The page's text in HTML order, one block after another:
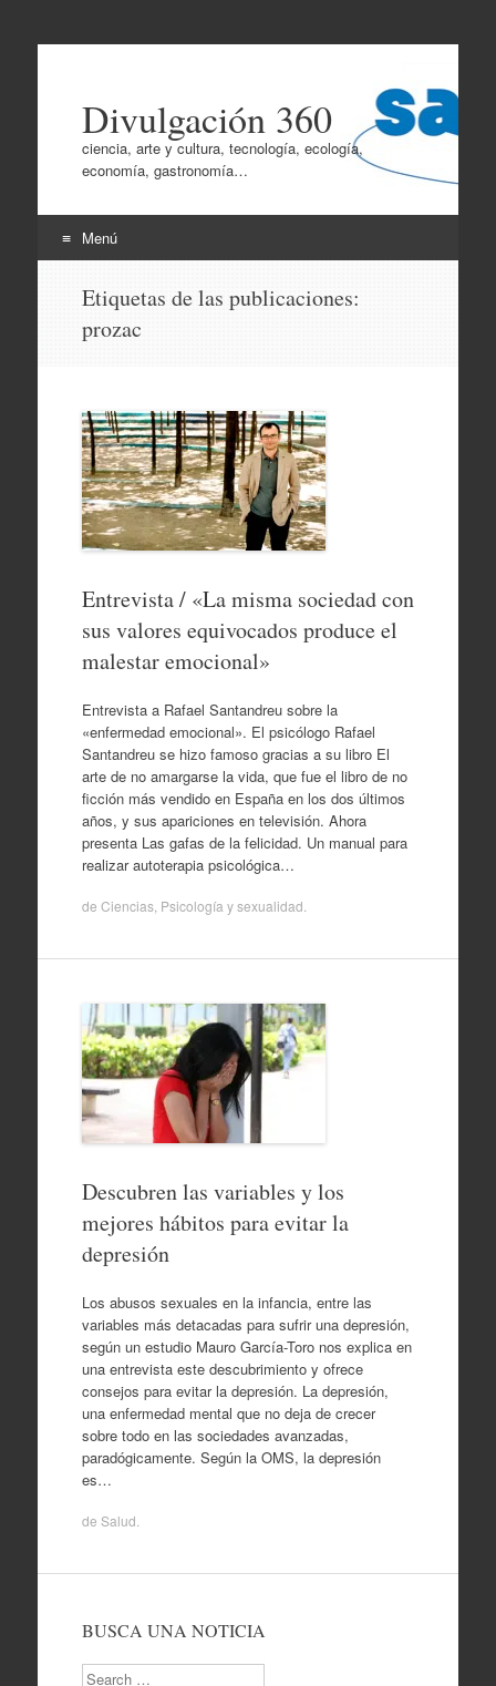
Divulgación 360
ciencia, arte y cultura, tecnología, ecología,
economía, gastronomía…
Menú
contenido
Etiquetas de las publicaciones:
prozac
Entrevista / «La misma sociedad con
sus valores equivocados produce el
malestar emocional»
Entrevista a Rafael Santandreu sobre la
«enfermedad emocional». El psicólogo Rafael
Santandreu se hizo famoso gracias a su libro El
arte de no amargarse la vida, que fue el libro de no
ficción más vendido en España en los dos últimos
años, y sus apariciones en televisión. Ahora
presenta Las gafas de la felicidad. Un manual para
realizar autoterapia psicológica…
de Ciencias, Psicología y sexualidad
Descubren las variables y los
mejores hábitos para evitar la
depresión
Los abusos sexuales en la infancia, entre las
variables más detacadas para sufrir una depresión,
según un estudio Mauro García-Toro nos explica en
una entrevista este descubrimiento y ofrece
consejos para evitar la depresión. La depresión,
una enfermedad mental que no deja de crecer
sobre todo en las sociedades avanzadas,
paradógicamente. Según la OMS, la depresión
es…
de Salud
BUSCA UNA NOTICIA
Search